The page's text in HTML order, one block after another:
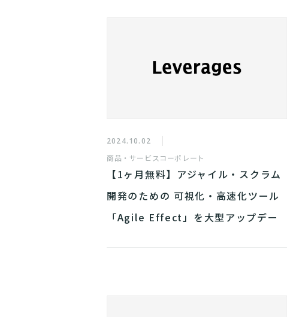
2024.10.02
商品・サービス コーポレート
【1ヶ月無料】アジャイル・スクラム
開発のための 可視化・高速化ツール
「Agile Effect」を大型アップデー